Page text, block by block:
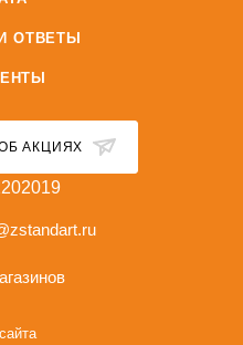
ОТВЕТЫ
АКЦИЯХ